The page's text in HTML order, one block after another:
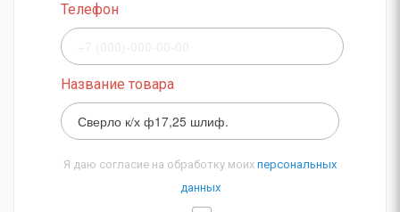
Телефон
Название товара
Я даю согласие на обработку моих персональных
данных